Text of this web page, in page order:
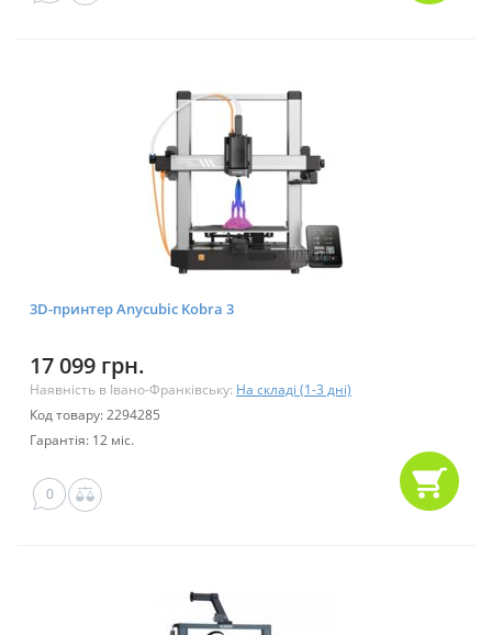
3D-принтер Anycubic Kobra 3
17 099 грн.
Наявність в Івано-Франківську: На складі (1-3 дні)
Код товару: 2294285
Гарантія: 12 міс.
0